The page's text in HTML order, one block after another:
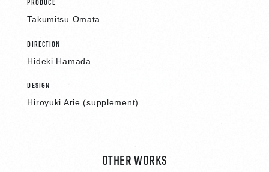
Takumitsu Omata
DIRECTION
Hideki Hamada
DESIGN
Hiroyuki Arie (supplement)
OTHER WORKS